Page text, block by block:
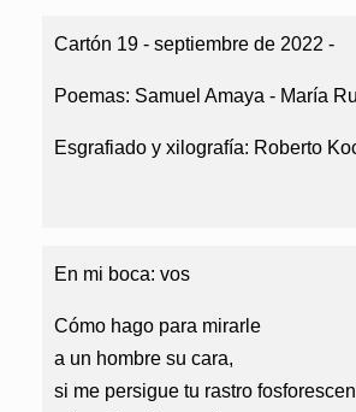
Cartón 19 - septiembre de 2022 -
Poemas: Samuel Amaya - María
Esgrafiado y xilografía: Roberto
En mi boca: vos
Cómo hago para mirarle
a un hombre su cara,
si me persigue tu rastro